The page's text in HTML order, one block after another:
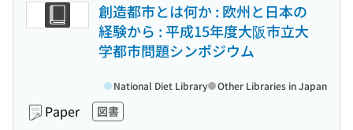
創造都市とは何か : 欧州と日本の
経験から : 平成15年度大阪市立大
学都市問題シンポジウム
Paper 図書
National Diet Library Other Libraries in Japan